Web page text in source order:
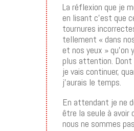
La réflexion que je
en lisant c’est que
tournures
tellement « dans
et nos yeux » qu’on
plus attention.
je vais continuer,
j’aurais le temps.
En attendant je ne
être la seule à avoir
nous ne sommes pas